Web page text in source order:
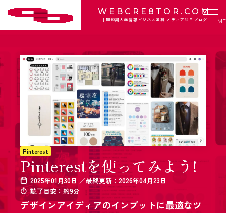
WEBCRE8TOR.COM
中国短期大学情報ビジネス学科 メディア科目ブログ
Pinterest
Pinterestを使ってみよう!
2025年01月30日 ／最終更新：2026年04月23日
読了目安：約9分
デザインアイディアのインプットに最適なツ